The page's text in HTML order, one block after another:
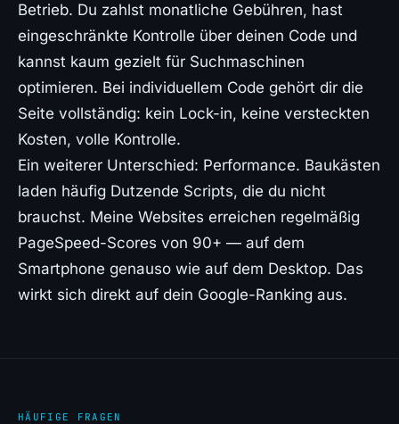
Betrieb. Du zahlst monatliche Gebühren, hast
eingeschränkte Kontrolle über deinen Code und
kannst kaum gezielt für Suchmaschinen
optimieren. Bei individuellem Code gehört dir die
Seite vollständig: kein Lock-in, keine versteckten
Kosten, volle Kontrolle.
Ein weiterer Unterschied: Performance. Baukästen
laden häufig Dutzende Scripts, die du nicht
brauchst. Meine Websites erreichen regelmäßig
PageSpeed-Scores von 90+ — auf dem
Smartphone genauso wie auf dem Desktop. Das
wirkt sich direkt auf dein Google-Ranking aus.
HÄUFIGE FRAGEN